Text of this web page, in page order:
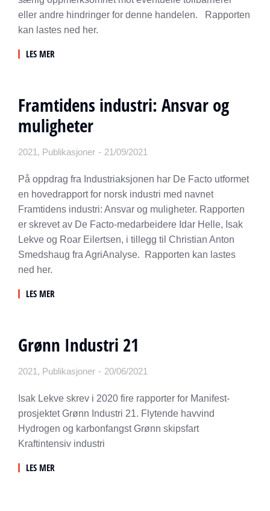
eller andre hindringer for denne handelen. Rapporten
kan lastes ned her.
LES MER
Framtidens industri: Ansvar og
muligheter
2021 , Publikasjoner 21/09/2021
På oppdrag fra Industriaksjonen har De Facto utformet
en hovedrapport for norsk industri med navnet
Framtidens industri: Ansvar og muligheter. Rapporten
er skrevet av De Facto-medarbeidere Idar Helle, Isak
Lekve og Roar Eilertsen, i tillegg til Christian Anton
Smedshaug fra AgriAnalyse. Rapporten kan lastes
ned her.
LES MER
Grønn Industri 21
2021 , Publikasjoner 20/06/2021
Isak Lekve skrev i 2020 fire rapporter for Manifest-
prosjektet Grønn Industri 21. Flytende havvind
Hydrogen og karbonfangst Grønn skipsfart
Kraftintensiv industri
LES MER